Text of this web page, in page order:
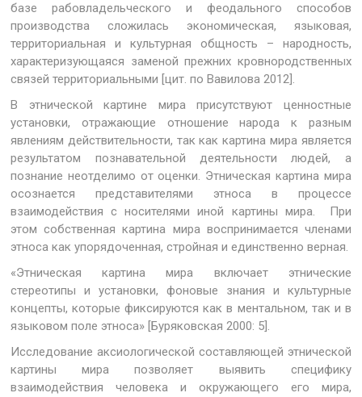
базе рабовладельческого и феодального способов
производства сложилась экономическая, языковая,
территориальная и культурная общность – народность,
характеризующаяся заменой прежних кровнородственных
связей территориальными [цит. по Вавилова 2012].
В этнической картине мира присутствуют ценностные
установки, отражающие отношение народа к разным
явлениям действительности, так как картина мира является
результатом познавательной деятельности людей, а
познание неотделимо от оценки. Этническая картина мира
осознается представителями этноса в процессе
взаимодействия с носителями иной картины мира. При
этом собственная картина мира воспринимается членами
этноса как упорядоченная, стройная и единственно верная.
«Этническая картина мира включает этнические
стереотипы и установки, фоновые знания и культурные
концепты, которые фиксируются как в ментальном, так и в
языковом поле этноса» [Буряковская 2000: 5].
Исследование аксиологической составляющей этнической
картины мира позволяет выявить специфику
взаимодействия человека и окружающего его мира,